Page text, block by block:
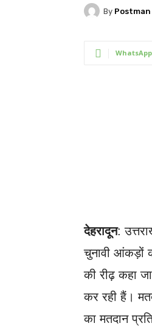
By
WhatsApp
देहरादून:
चुनावी आंकड़ों
की रीढ़ कहा
कर रही हैं।
का मतदान